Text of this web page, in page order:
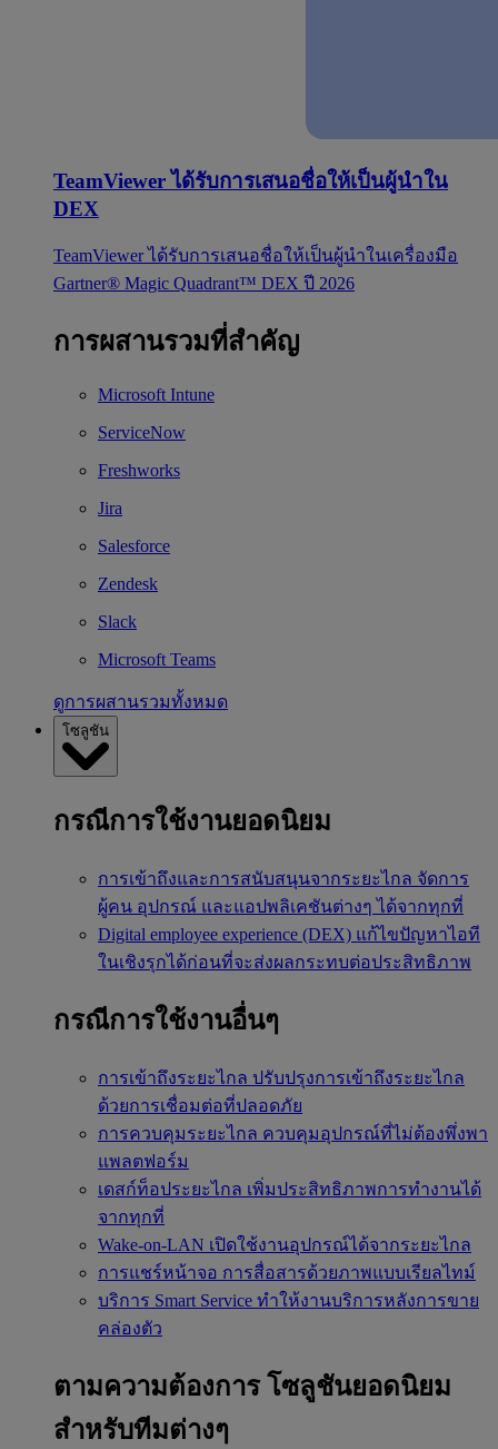
TeamViewer ได้รับการเสนอชื่อให้เป็นผู้นำใน
DEX
TeamViewer ได้รับการเสนอชื่อให้เป็นผู้นำในเครื่องมือ
Gartner® Magic Quadrant™ DEX ปี 2026
การผสานรวมที่สำคัญ
Microsoft Intune
ServiceNow
Freshworks
Jira
Salesforce
Zendesk
Slack
Microsoft Teams
ดูการผสานรวมทั้งหมด
โซลูชัน
กรณีการใช้งานยอดนิยม
การเข้าถึงและการสนับสนุนจากระยะไกล จัดการ
ผู้คน อุปกรณ์ และแอปพลิเคชันต่างๆ ได้จากทุกที่
Digital employee experience (DEX) แก้ไขปัญหาไอที
ในเชิงรุกได้ก่อนที่จะส่งผลกระทบต่อประสิทธิภาพ
กรณีการใช้งานอื่นๆ
การเข้าถึงระยะไกล ปรับปรุงการเข้าถึงระยะไกล
ด้วยการเชื่อมต่อที่ปลอดภัย
การควบคุมระยะไกล ควบคุมอุปกรณ์ที่ไม่ต้องพึ่งพา
แพลตฟอร์ม
เดสก์ท็อประยะไกล เพิ่มประสิทธิภาพการทำงานได้
จากทุกที่
Wake-on-LAN เปิดใช้งานอุปกรณ์ได้จากระยะไกล
การแชร์หน้าจอ การสื่อสารด้วยภาพแบบเรียลไทม์
บริการ Smart Service ทำให้งานบริการหลังการขาย
คล่องตัว
ตามความต้องการ โซลูชันยอดนิยม
สำหรับทีมต่างๆ